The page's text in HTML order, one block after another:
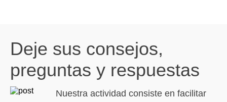
Deje sus consejos,
preguntas y respuestas
Nuestra actividad consiste en facilitar